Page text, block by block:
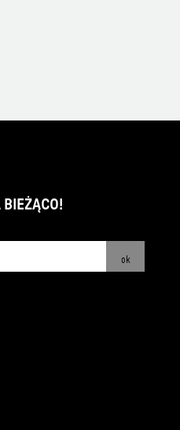
BIEŻĄCO!
ok